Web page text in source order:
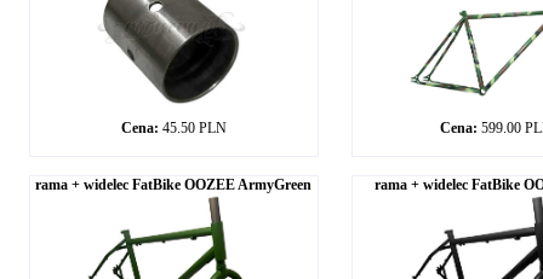
Cena: 45.50 PLN Cena: 599.00
rama + widelec FatBike OOZEE ArmyGreen rama + widelec FatBike